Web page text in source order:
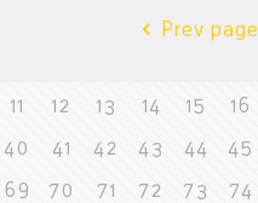
Prev page
11 12 13 14 15 16
40 41 42 43 44 45
69 70 71 72 73 74